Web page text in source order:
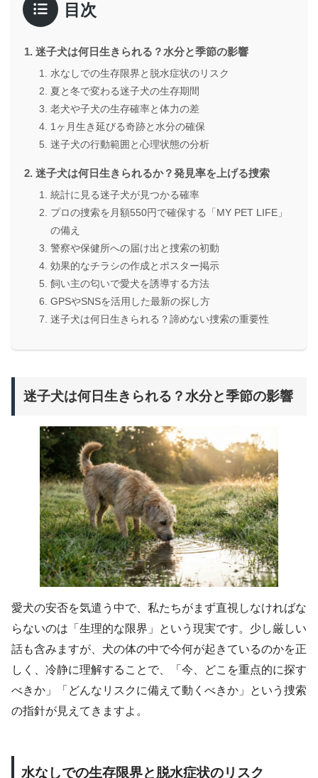
目次
迷子犬は何日生きられる？水分と季節の影響
水なしでの生存限界と脱水症状のリスク
夏と冬で変わる迷子犬の生存期間
老犬や子犬の生存確率と体力の差
1ヶ月生き延びる奇跡と水分の確保
迷子犬の行動範囲と心理状態の分析
迷子犬は何日生きられるか？発見率を上げる捜索
統計に見る迷子犬が見つかる確率
プロの捜索を月額550円で確保する「MY PET LIFE」
の備え
警察や保健所への届け出と捜索の初動
効果的なチラシの作成とポスター掲示
飼い主の匂いで愛犬を誘導する方法
GPSやSNSを活用した最新の探し方
迷子犬は何日生きられる？諦めない捜索の重要性
迷子犬は何日生きられる？水分と季節の影響
愛犬の安否を気遣う中で、私たちがまず直視しなければな
らないのは「生理的な限界」という現実です。少し厳しい
話も含みますが、犬の体の中で今何が起きているのかを正
しく、冷静に理解することで、「今、どこを重点的に探す
べきか」「どんなリスクに備えて動くべきか」という捜索
の指針が見えてきますよ。
水なしでの生存限界と脱水症状のリスク